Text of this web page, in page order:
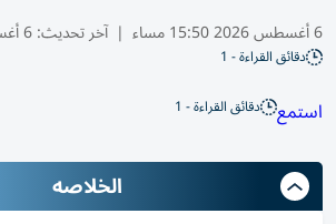
6 أغسطس 2026 15:50 مساء | آخر تحديث:6 أغسطس 16:25 2026
دقائق القراءة - 1
استمع دقائق القراءة - 1
الخلاصه